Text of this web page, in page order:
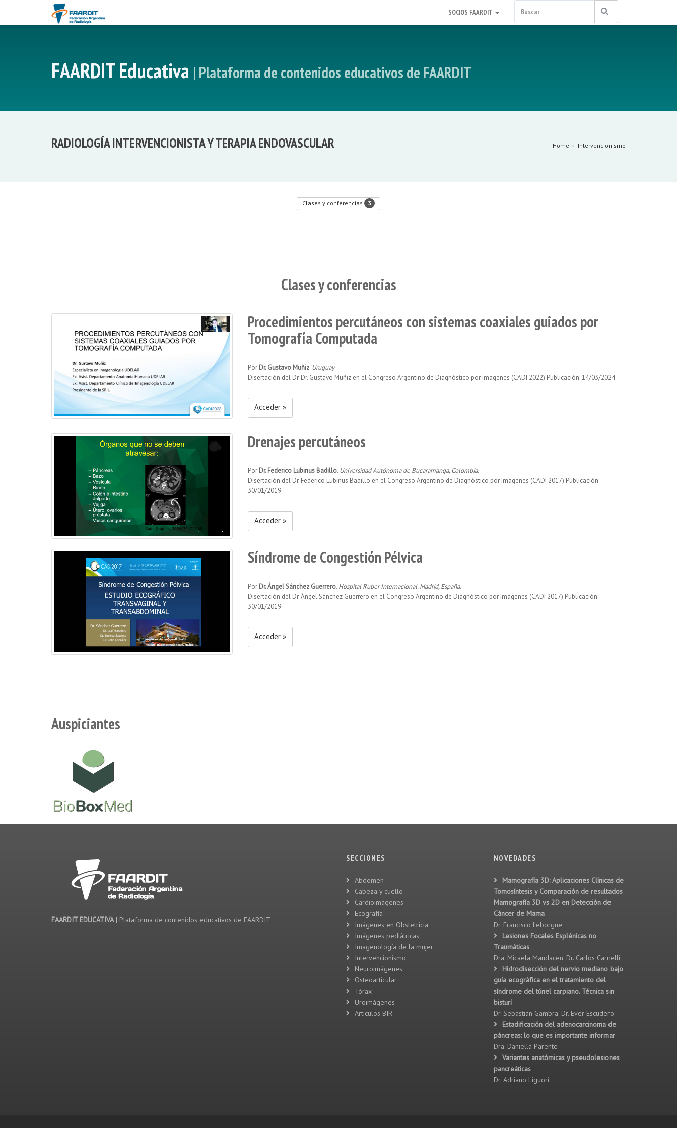
SOCIOS FAARDIT
FAARDIT Educativa | Plataforma de contenidos educativos de FAARDIT
RADIOLOGÍA INTERVENCIONISTA Y TERAPIA ENDOVASCULAR Home Intervencionismo
Clases y conferencias 3
Clases y conferencias
Procedimientos percutáneos con sistemas coaxiales guiados por
Tomografía Computada
Por Dr. Gustavo Muñiz. Uruguay.
Disertación del Dr. Dr. Gustavo Muñiz en el Congreso Argentino de Diagnóstico por Imágenes (CADI 2022) Publicación: 14/03/2024
Acceder »
Drenajes percutáneos
Por Dr. Federico Lubinus Badillo. Universidad Autónoma de Bucaramanga, Colombia.
Disertación del Dr. Federico Lubinus Badillo en el Congreso Argentino de Diagnóstico por Imágenes (CADI 2017) Publicación:
30/01/2019
Acceder »
Síndrome de Congestión Pélvica
Por Dr. Ángel Sánchez Guerrero. Hospital Ruber Internacional. Madrid, España.
Disertación del Dr. Ángel Sánchez Guerrero en el Congreso Argentino de Diagnóstico por Imágenes (CADI 2017) Publicación:
30/01/2019
Acceder »
Auspiciantes
FAARDIT EDUCATIVA| Plataforma de contenidos educativos de FAARDIT
SECCIONES
Abdomen
Cabeza y cuello
Cardioimágenes
Ecografía
Imágenes en Obstetricia
Imágenes pediátricas
Imagenología de la mujer
Intervencionismo
Neuroimágenes
Osteoarticular
Tórax
Uroimágenes
Artículos BIR
NOVEDADES
Mamografía 3D: Aplicaciones Clínicas de
Tomosíntesis y Comparación de resultados
Mamografía 3D vs 2D en Detección de
Cáncer de Mama
Dr. Francisco Leborgne
Lesiones Focales Esplénicas no
Traumáticas
Dra. Micaela Mandacen. Dr. Carlos Carnelli
Hidrodisección del nervio mediano bajo
guía ecográfica en el tratamiento del
síndrome del túnel carpiano. Técnica sin
bisturí
Dr. Sebastián Gambra. Dr. Ever Escudero
Estadificación del adenocarcinoma de
páncreas: lo que es importante informar
Dra. Daniella Parente
Variantes anatómicas y pseudolesiones
pancreáticas
Dr. Adriano Liguori